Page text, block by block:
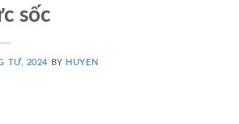
sốc
TƯ, 2024 BY HUYEN